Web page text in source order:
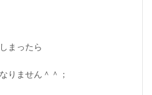
まったら
りません＾＾；